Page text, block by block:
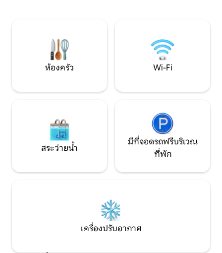
เข้ากับสภาพแวดล้อมตามธรรมชาติของ
หมู่บ้านพิเศษและเป็นมิตรกับสิ่งแวดล้อม
ตั้งอยู่ในมุมที่เงียบสงบแต่เป็นศูนย์กลาง
สามารถใช้เคบินได้ทั้งหลัง เรายินดีช่วย
กิจกรรมและร้านอาหาร และช่วยเหลือในทุก
สามารถสั่งอาหาร
เลือกจากรายชื่อร้
ท่องเที่ยวในพื้นที่ที่
เฉพาะ มาตกหลุม
ห้องครัว Wi-Fi
สระว่ายน้ำ
มีที่จอดรถฟรีบริเวณ
ที่พัก
เครื่องปรับอากาศ